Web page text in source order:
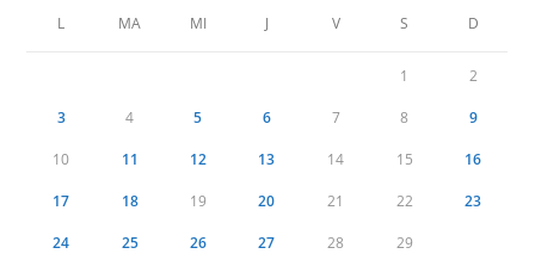
L MA MI J V S D
1 2
3 4 5 6 7 8 9
10 11 12 13 14 15 16
17 18 19 20 21 22 23
24 25 26 27 28 29